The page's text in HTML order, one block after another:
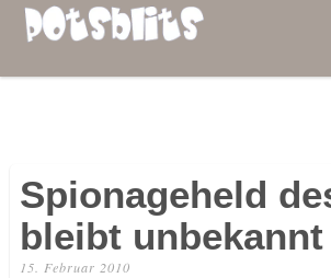
Spionageheld
bleibt unbekannt
15. Februar 2010